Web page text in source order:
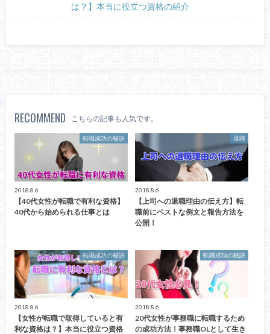
は？】本当に役立つ資格の紹介
RECOMMEND こちらの記事も人気です。
転職成功の秘訣
2018.8.6
【40代女性が転職で有利な資格】
40代から始められる仕事とは
退職
2018.8.6
【上司への退職理由の伝え方】転
職前にベストな例文と報告方法を
公開！
転職成功の秘訣
2018.8.6
【女性が転職で取得していると有
利な資格は？】本当に役立つ資格
転職成功の秘訣
2018.8.6
20代女性が事務職に転職するため
の成功方法！事務職OLとして生き